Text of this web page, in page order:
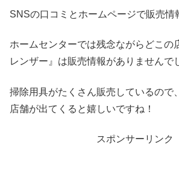
SNSの口コミとホームページで販売情
ホームセンターでは残念ながらどこの
レンザー』は販売情報がありませんで
掃除用具がたくさん販売しているので
店舗が出てくると嬉しいですね！
スポンサーリンク